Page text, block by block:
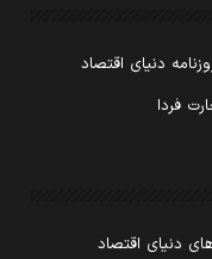
دنیای اقتصاد
فردا
دنیای اقتصاد